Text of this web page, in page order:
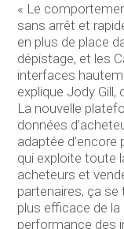
« Le
sans arrêt et
en plus de place
dépistage, et les
interfaces
explique Jody
La nouvelle
données
adaptée
qui exploite toute
acheteurs et
partenaires, ça
plus efficace de
performance des